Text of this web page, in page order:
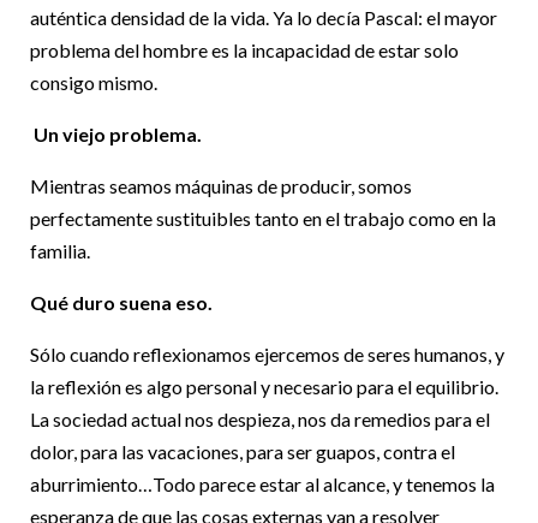
auténtica densidad de la vida. Ya lo decía Pascal: el mayor
problema del hombre es la incapacidad de estar solo
consigo mismo.
Un viejo problema.
Mientras seamos máquinas de producir, somos
perfectamente sustituibles tanto en el trabajo como en la
familia.
Qué duro suena eso.
Sólo cuando reflexionamos ejercemos de seres humanos, y
la reflexión es algo personal y necesario para el equilibrio.
La sociedad actual nos despieza, nos da remedios para el
dolor, para las vacaciones, para ser guapos, contra el
aburrimiento…Todo parece estar al alcance, y tenemos la
esperanza de que las cosas externas van a resolver